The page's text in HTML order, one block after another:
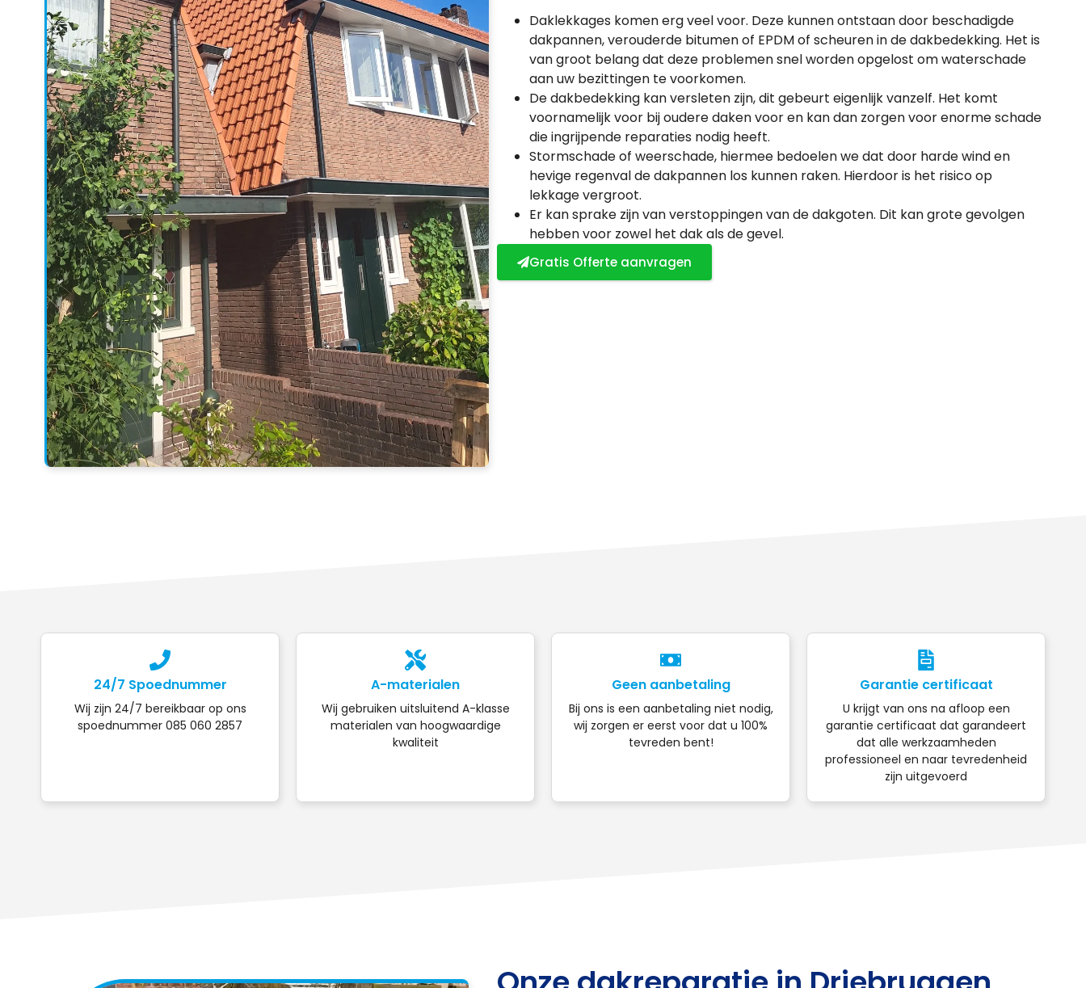
Daklekkages komen erg veel voor. Deze kunnen ontstaan door beschadigde
dakpannen, verouderde bitumen of EPDM of scheuren in de dakbedekking. Het is
van groot belang dat deze problemen snel worden opgelost om waterschade
aan uw bezittingen te voorkomen.
De dakbedekking kan versleten zijn, dit gebeurt eigenlijk vanzelf. Het komt
voornamelijk voor bij oudere daken voor en kan dan zorgen voor enorme schade
die ingrijpende reparaties nodig heeft.
Stormschade of weerschade, hiermee bedoelen we dat door harde wind en
hevige regenval de dakpannen los kunnen raken. Hierdoor is het risico op
lekkage vergroot.
Er kan sprake zijn van verstoppingen van de dakgoten. Dit kan grote gevolgen
hebben voor zowel het dak als de gevel.
Gratis Offerte aanvragen
24/7 Spoednummer
Wij zijn 24/7 bereikbaar op ons
spoednummer 085 060 2857
A-materialen
Wij gebruiken uitsluitend A-klasse
materialen van hoogwaardige
kwaliteit
Geen aanbetaling
Bij ons is een aanbetaling niet nodig,
wij zorgen er eerst voor dat u 100%
tevreden bent!
Garantie certificaat
U krijgt van ons na afloop een
garantie certificaat dat garandeert
dat alle werkzaamheden
professioneel en naar tevredenheid
zijn uitgevoerd